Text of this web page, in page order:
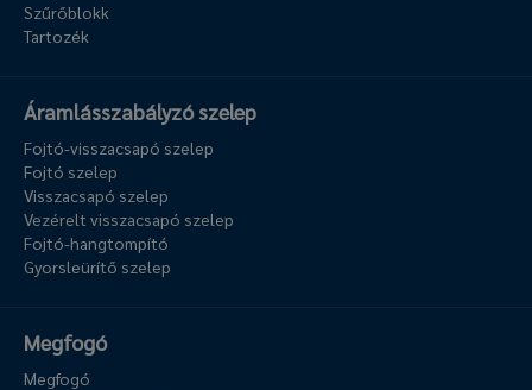
Szűrőblokk
Tartozék
Áramlásszabályzó szelep
Fojtó-visszacsapó szelep
Fojtó szelep
Visszacsapó szelep
Vezérelt visszacsapó szelep
Fojtó-hangtompító
Gyorsleürítő szelep
Megfogó
Megfogó